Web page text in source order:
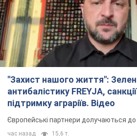
підтримку аграріїв. Відео
Європейські партнери долучаються до
час назад 15,6 т.
"Балістика вбиває людей":
обговорити перехоплення
Україною
Глава МЗС Польщі закликав до збиття